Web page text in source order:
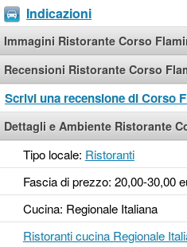
Indicazioni
Immagini Ristorante Corso
Recensioni Ristorante Corso
Scrivi una recensione di Corso
Dettagli e Ambiente Ristorante
Tipo locale: Ristoranti
Fascia di prezzo: 20,00-30,00
Cucina: Regionale Italiana
Ristoranti cucina Regionale